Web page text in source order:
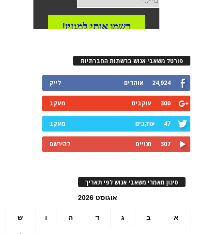
פורטל משאבי אנוש ברשתות החברתיות
24,924 אוהדים לייק
300 עוקבים מעקב
47 עוקבים מעקב
307 מנויים להירשם
סינון מאמרי משאבי אנוש לפי תאריך
אוגוסט 2026
א ב ג ד ה ו ש